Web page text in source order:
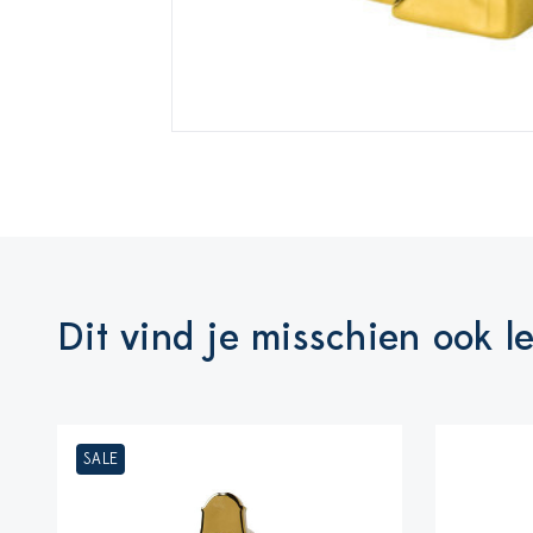
Dit vind je misschien ook
SALE